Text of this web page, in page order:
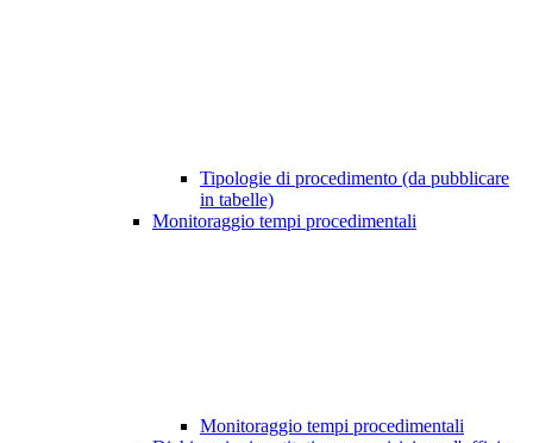
Tipologie di procedimento (da pubblicare
in tabelle)
Monitoraggio tempi procedimentali
Monitoraggio tempi procedimentali